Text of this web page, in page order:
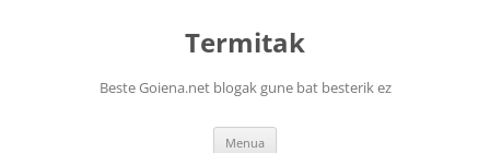
Termitak
Beste Goiena.net blogak gune bat besterik ez
Menua